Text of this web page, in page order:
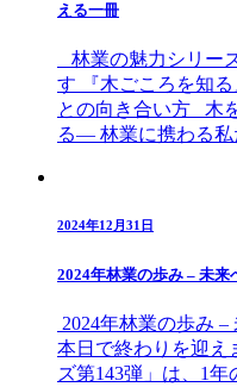
える一冊
林業の魅力シリー
す 『木ごころを知
との向き合い方 木
る― 林業に携わる
2024年12月31日
2024年林業の歩み – 未来
2024年林業の歩み
本日で終わりを迎え
ズ第143弾」は、1